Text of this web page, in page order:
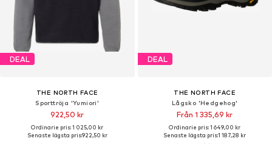
DEAL
THE NORTH FACE
Sporttröja 'Yumiori'
922,50 kr
Ordinarie pris: 1 025,00 kr
Senaste lägsta pris:922,50 kr
DEAL
THE NORTH FACE
Lågsko 'Hedgehog'
Från 1 335,69 kr
Ordinarie pris: 1 649,00 kr
Senaste lägsta pris:1 187,28 kr